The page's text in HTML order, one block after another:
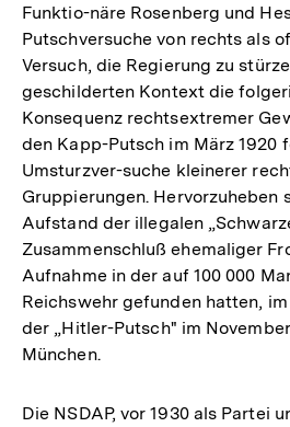
Funktio-näre Rosenberg und
Putschversuche von rechts als
Versuch, die Regierung zu
geschilderten Kontext die
Konsequenz rechtsextremer
den Kapp-Putsch im März 1920
Umsturzver-suche kleinerer
Gruppierungen. Hervorzuheben
Aufstand der illegalen
Zusammenschluß ehemaliger
Aufnahme in der auf 100 000
Reichswehr gefunden hatten,
der „Hitler-Putsch" im
München.
Die NSDAP, vor 1930 als Partei